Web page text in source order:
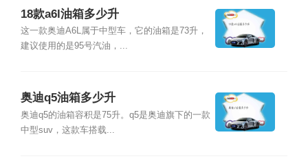
18款a6l油箱多少升
这一款奥迪A6L属于中型车，它的油箱是73升，
建议使用的是95号汽油，...
奥迪q5油箱多少升
奥迪q5的油箱容积是75升。q5是奥迪旗下的一款
中型suv，这款车搭载...